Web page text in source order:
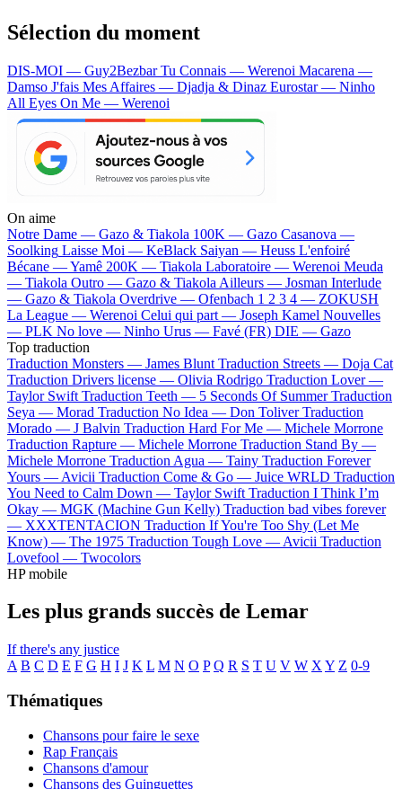
Sélection du moment
DIS-MOI — Guy2BezbarTu Connais — Werenoi Macarena —
Damso J'fais Mes Affaires — Djadja & Dinaz Eurostar — Ninho
All Eyes On Me — Werenoi
On aime
Notre Dame — Gazo & Tiakola 100K — Gazo Casanova —
Soolking Laisse Moi — KeBlack Saiyan — Heuss L'enfoiré
Bécane —Yamê 200K — Tiakola Laboratoire — Werenoi Meuda
— Tiakola Outro — Gazo & Tiakola Ailleurs — Josman Interlude
— Gazo & Tiakola Overdrive — Ofenbach 1 2 3 4 — ZOKUSH
La League — Werenoi Celui qui part — Joseph Kamel Nouvelles
— PLK No love — Ninho Urus — Favé (FR) DIE — Gazo
Top traduction
Traduction Monsters — James Blunt Traduction Streets — Doja Cat
Traduction Drivers license — Olivia Rodrigo Traduction Lover —
Taylor Swift Traduction Teeth — 5 Seconds Of Summer Traduction
Seya — Morad Traduction No Idea — Don Toliver Traduction
Morado — J Balvin Traduction Hard For Me — Michele Morrone
Traduction Rapture — Michele Morrone Traduction Stand By —
Michele Morrone Traduction Agua — Tainy Traduction Forever
Yours — Avicii Traduction Come & Go — Juice WRLD Traduction
You Need to Calm Down — Taylor Swift Traduction I Think I’m
Okay — MGK (Machine Gun Kelly) Traduction bad vibes forever
— XXXTENTACION Traduction If You're Too Shy (Let Me
Know) — The 1975 Traduction Tough Love — Avicii Traduction
Lovefool — Twocolors
HP mobile
Les plus grands succès de Lemar
If there's any justice
A B C D E F G H I J K L M N O P Q R S T U V W X Y Z 0-9
Thématiques
Chansons pour faire le sexe
Rap Français
Chansons d'amour
Chansons des Guinguettes